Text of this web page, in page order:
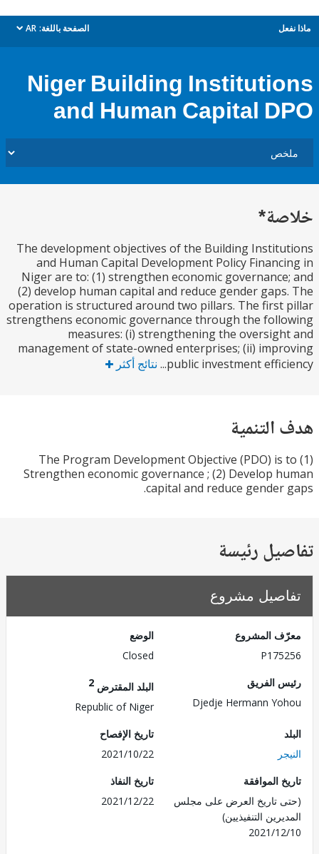
الصفحة باللغة: AR
dropdown
Niger Building
and Human Capital
The development objectives of the Building
and Human Capital Development Policy
Niger are to: (1) strengthen economic
(2) develop human capital and reduce gender
operation is structured around two pillars. The
strengthens economic governance through the
measures: (i) strengthening the
management of state-owned enterprises; (ii)
public investment
نتائج أكثر
The Program Development Objective (PDO)
Strengthen economic governance ; (2) Develop
capital and reduce
رئيسة
مشروع
المشروع
الفريق
Djedje Hermann
البلد المقترض
Republic of Niger
تاريخ الإفصاح
2021/10/22
الموافقة
تاريخ العرض على مجلس
التنفيذيين)
2021/
تاريخ النفاذ
2021/12/22